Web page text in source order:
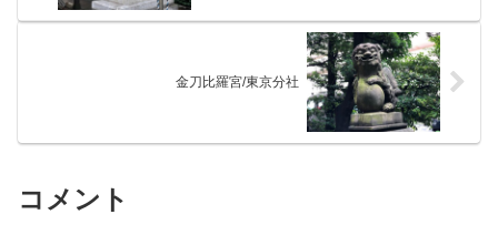
金刀比羅宮/東京分社
コメント